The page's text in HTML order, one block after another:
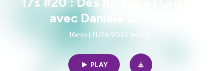
avec Danièle DUTEIL
16min | 11/24/2025 606
PLAY